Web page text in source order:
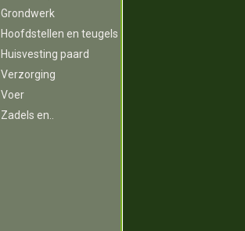
Grondwerk
Hoofdstellen en teugels
Huisvesting paard
Verzorging
Voer
Zadels en..